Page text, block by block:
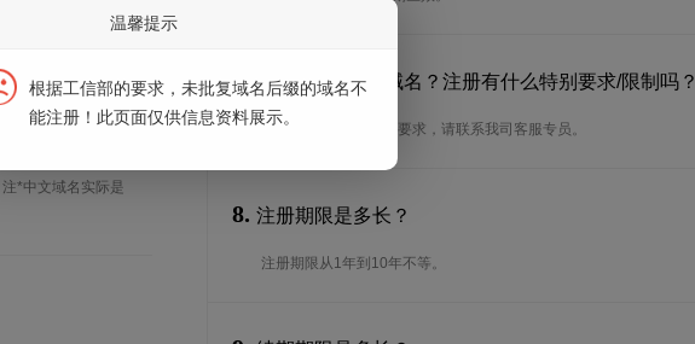
的连词号，即中横
*中文域名实际是
7. 谁可以注册 .be域名？注册有什么特别要求/限制吗？
想了解.be域名的注册要求，请联系我司客服专员。
8. 注册期限是多长？
注册期限从1年到10年不等。
温馨提示
根据工信部的要求，未批复域名后缀的域名不
能注册！此页面仅供信息资料展示。